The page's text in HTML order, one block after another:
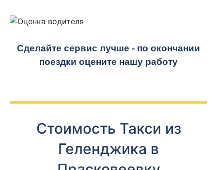
Сделайте сервис лучше - по окончании
поездки оцените нашу работу
Стоимость Такси из
Геленджика в